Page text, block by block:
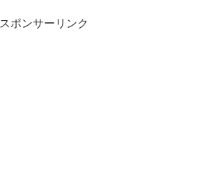
スポンサーリンク